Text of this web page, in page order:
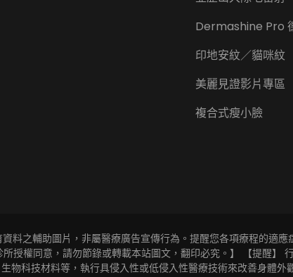
Dermashine Pro
印地安紋／貓咪紋
美麗見證影片專區
複合式瘦小臉
料之輔助圖片，非屬醫療廣告宣傳行為。提醒您各項療程的適
授權同意，請勿節錄或轉載本站圖文，翻印必究。】 【提醒
物科技材料等，執行具侵入性或低侵入性醫療技術來改善身體